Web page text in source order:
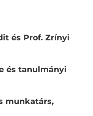
és Prof. Zrínyi
és tanulmányi
munkatárs,